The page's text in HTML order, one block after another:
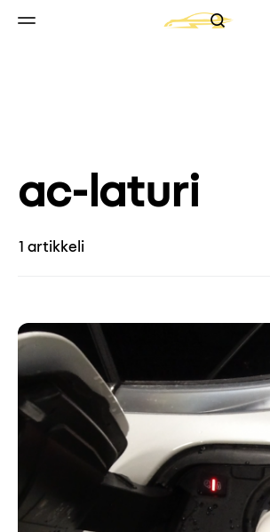
Skip to content
Search
ac-laturi
1 artikkeli